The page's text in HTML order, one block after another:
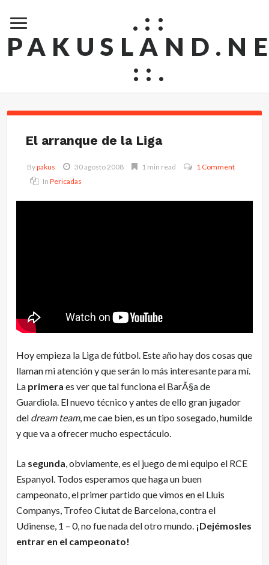
.::
::.
El arranque de la Liga
Bypakus 30 agosto 2008 1 min read
1 Comment
InPericadas
Hoy empieza la Liga de fútbol. Este año hay dos cosas que
llaman mi atención y que serán lo más interesante para mí.
La primera es ver que tal funciona el BarÃ§a de
Guardiola. El nuevo técnico y antes de ello gran jugador
del dream team, me cae bien, es un tipo sosegado, humilde
y que va a ofrecer mucho espectáculo.
La segunda, obviamente, es el juego de mi equipo el RCE
Espanyol. Todos esperamos que haga un buen
campeonato, el primer partido que vimos en el Lluis
Companys, Trofeo Ciutat de Barcelona, contra el
Udinense, 1 – 0, no fue nada del otro mundo. ¡Dejémosles
entrar en el campeonato!